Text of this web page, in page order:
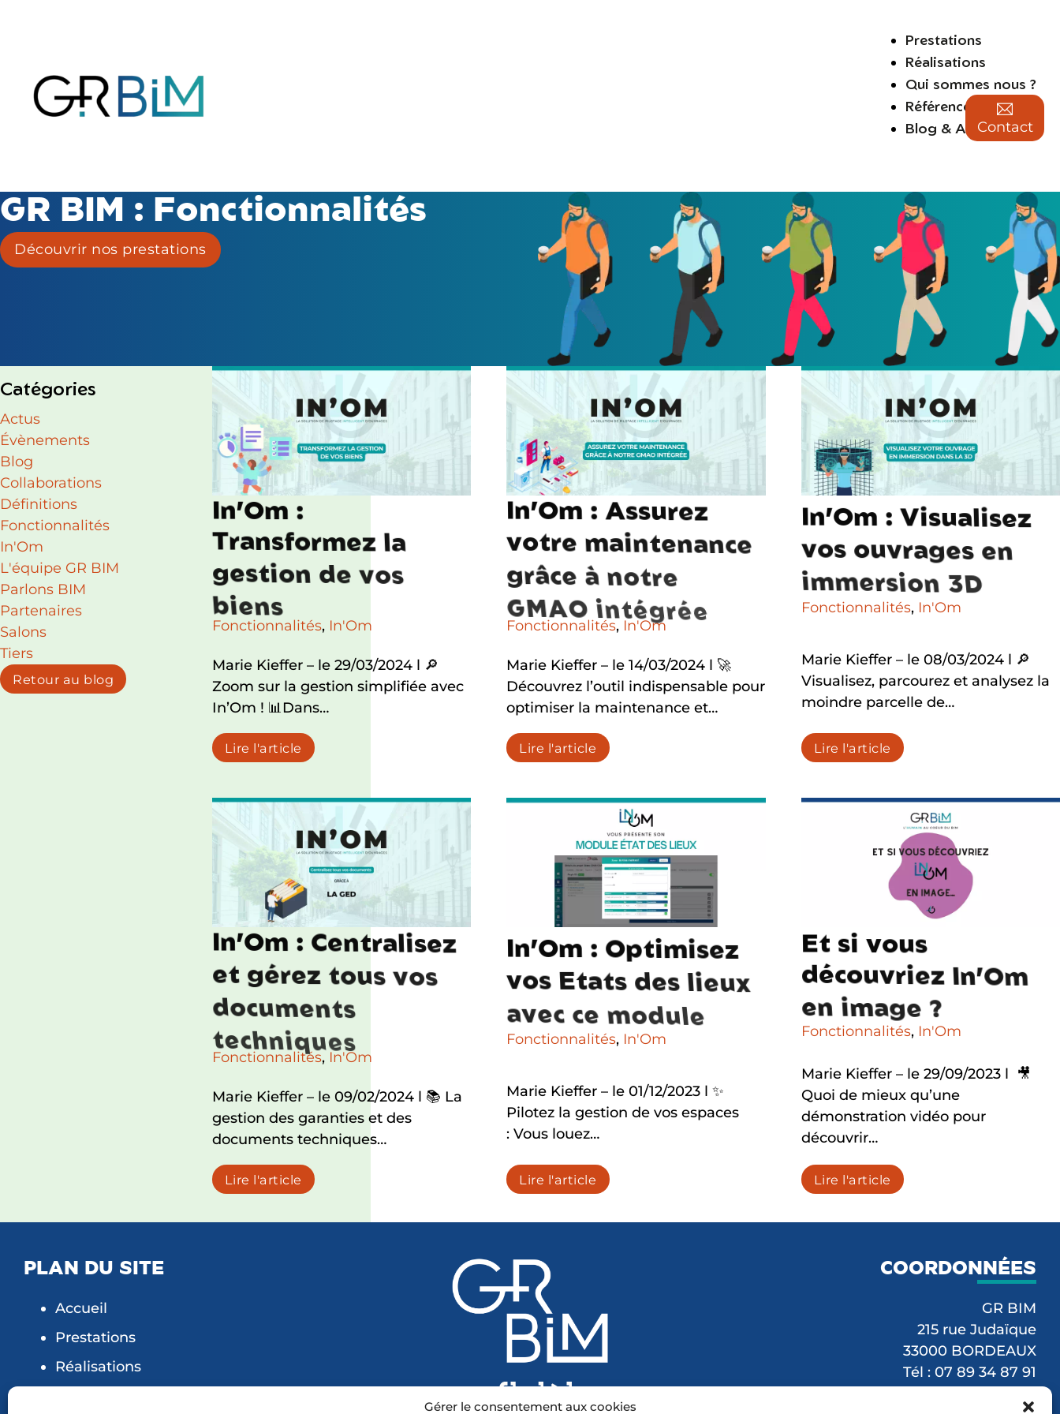
Gérer le consentement aux cookies
Prestations
Réalisations
Qui sommes nous ?
Références
Blog & ActusContact
GR BIM : Fonctionnalités
Découvrir nos prestations
Catégories
Actus
Évènements
Blog
Collaborations
Définitions
Fonctionnalités
In'Om
L'équipe GR BIM
Parlons BIM
Partenaires
Salons
Tiers
Retour au blog
In’Om :
Transformez la
gestion de vos
biens
Fonctionnalités, In'Om
Marie Kieffer – le 29/03/2024 l 🔎
Zoom sur la gestion simplifiée avec
In’Om ! 📊Dans…
Lire l'article
In’Om : Assurez
votre maintenance
grâce à notre
GM A O in t é gr é
Fonctionnalités, In'Om
Marie Kieffer – le 14/03/2024 l 🚀
Découvrez l’outil indispensable pour
optimiser la maintenance et…
Lire l'article
In’Om : Visualisez
vos ouvrages en
immersion 3D
Fonctionnalités, In'Om
Marie Kieffer – le 08/03/2024 l 🔎
Visualisez, parcourez et analysez la
moindre parcelle de…
Lire l'article
In’Om : Centralisez
et gérez tous vos
documents
techni qu e s
Fonctionnalités, In'Om
Marie Kieffer – le 09/02/2024 l 📚 La
gestion des garanties et des
documents techniques…
Lire l'article
In’Om : Optimisez
vos Etats des lieux
avec ce module
Fonctionnalités, In'Om
Marie Kieffer – le 01/12/2023 l ✨
Pilotez la gestion de vos espaces
: Vous louez…
Lire l'article
Et si vous
découvriez In’Om
en image ?
Fonctionnalités, In'Om
Marie Kieffer – le 29/09/2023 l 🎥
Quoi de mieux qu’une
démonstration vidéo pour
découvrir…
Lire l'article
PLAN DU SITE
Accueil
Prestations
Réalisations
COORDONNÉES
GR BIM
215 rue Judaïque
33000 BORDEAUX
Tél : 07 89 34 87 91